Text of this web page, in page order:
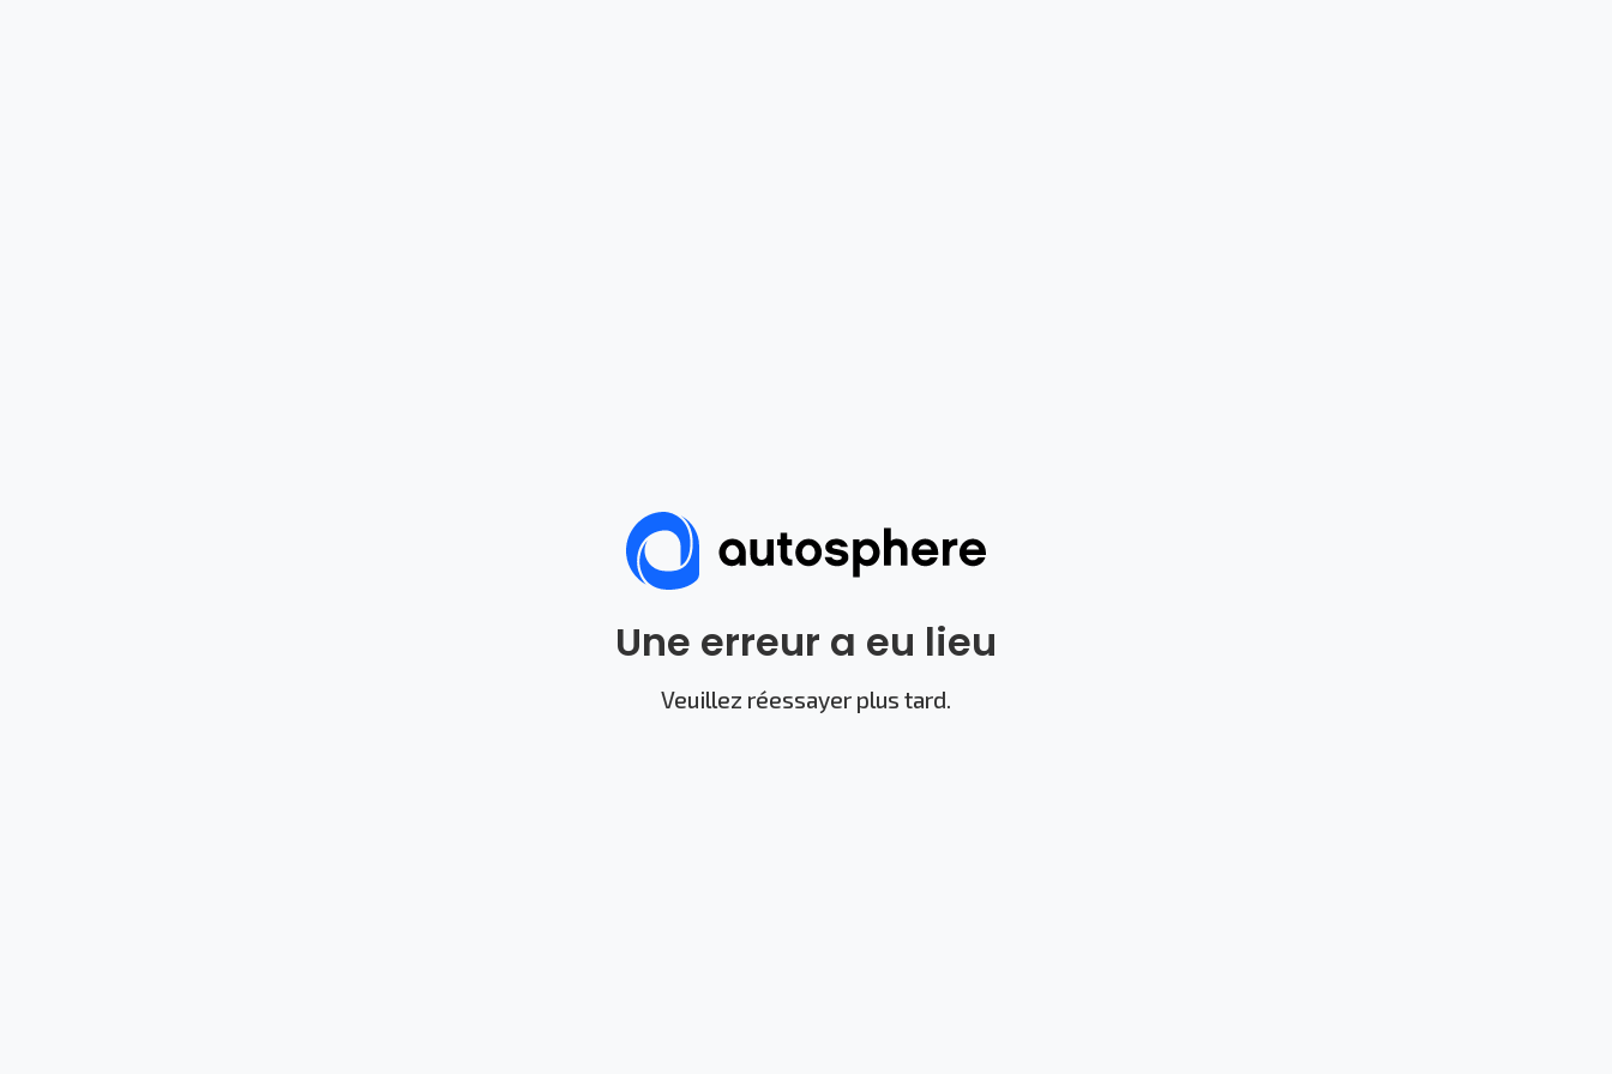
Une erreur a eu lieu
Veuillez réessayer plus tard.